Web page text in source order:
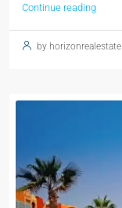
Continue reading
by horizonrealestate